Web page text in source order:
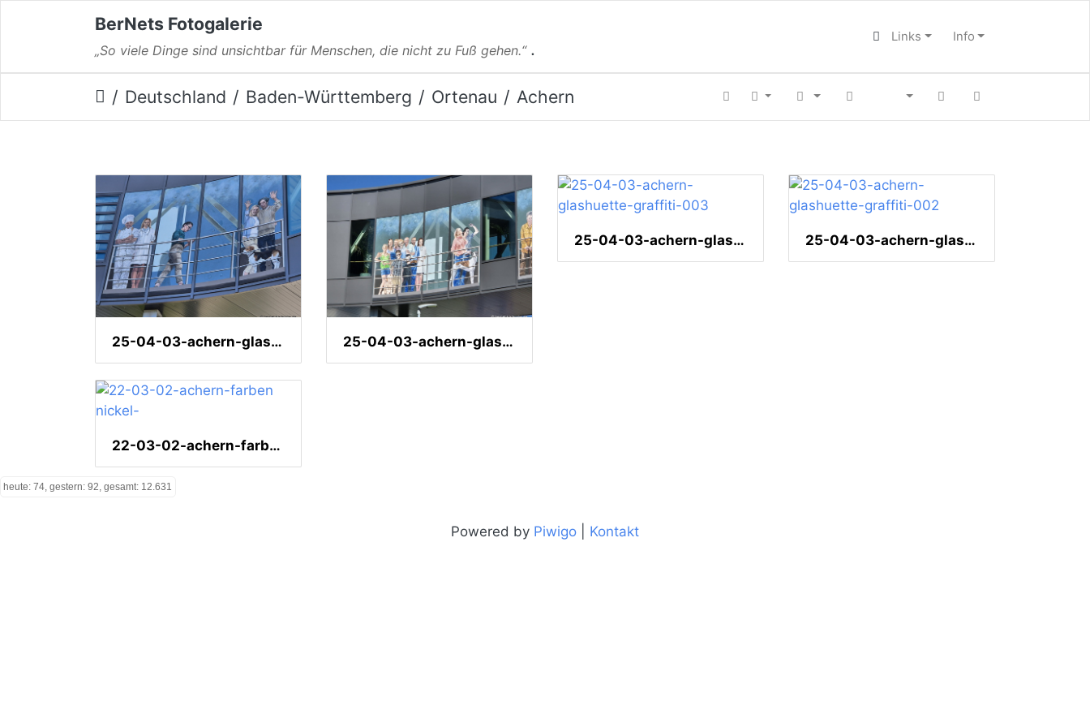
BerNets Fotogalerie
„So viele Dinge sind unsichtbar für Menschen, die nicht zu Fuß gehen.“ .
Links Info
Deutschland Baden-Württemberg Ortenau Achern
25-04-03-achern-glashuette-graffiti-007 25-04-03-achern-glashuette-graffiti-004
25-04-03-achern-glashuette-graffiti-003 25-04-03-achern-glashuette-graffiti-002
22-03-02-achern-farben nickel-
heute: 74, gestern: 92, gesamt: 12.631
Powered by Piwigo Kontakt